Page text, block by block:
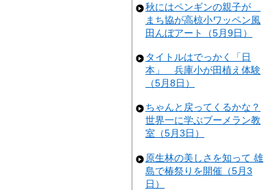
秋にはペンギンの親子が
まち協が高椋小ワッペン風
田んぼアート（5月9日）
タイトルはでっかく「日
本」 兵庫小が田植え体験
（5月8日）
ちゃんと戻ってくるかな？
世界一に学ぶブーメラン教
室（5月3日）
原生林の美しさを知って 雄
島で椿祭りを開催（5月3
日）